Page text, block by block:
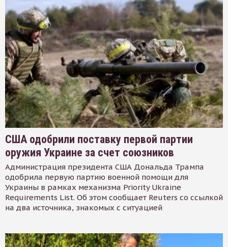
США одобрили поставку первой партии
оружия Украине за счет союзников
Администрация президента США Дональда Трампа
одобрила первую партию военной помощи для
Украины в рамках механизма Priority Ukraine
Requirements List. Об этом сообщает Reuters со ссылкой
на два источника, знакомых с ситуацией